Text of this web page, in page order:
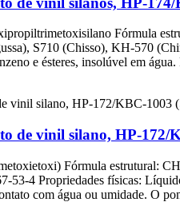
Fórmula
S710 (Chisso), KH-570
e ésteres, insolúvel em
de vinil silano, HP-
Fórmula estrutural:
53-4 Propriedades físicas:
com água ou umidade. O